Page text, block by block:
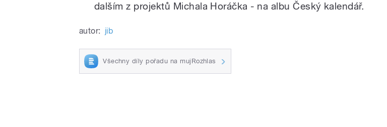
/
dalším z projektů Michala Horáčka - na albu Český kalendář.
autor: jib
Všechny díly pořadu na mujRozhlas